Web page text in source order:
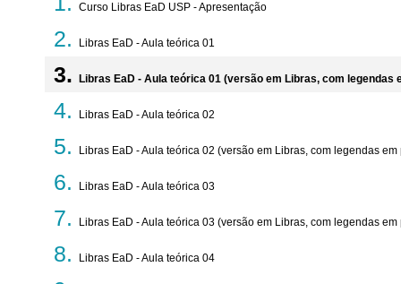
Curso Libras EaD USP - Apresentação
Libras EaD - Aula teórica 01
Libras EaD - Aula teórica 01 (versão em Libras, com legendas
Libras EaD - Aula teórica 02
Libras EaD - Aula teórica 02 (versão em Libras, com legendas em
Libras EaD - Aula teórica 03
Libras EaD - Aula teórica 03 (versão em Libras, com legendas em
Libras EaD - Aula teórica 04